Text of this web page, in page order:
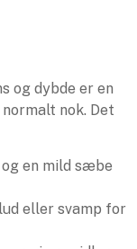
og dybde er en
normalt nok. Det
og en mild sæbe
eller svamp for